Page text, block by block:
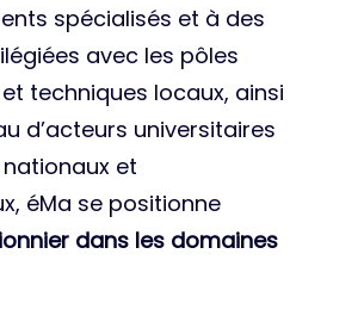
spécialisés et à des
avec les pôles
techniques locaux, ainsi
d’acteurs universitaires
et
éMa se positionne
dans les domaines